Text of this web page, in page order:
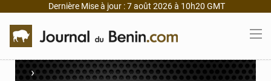
Dernière Mise à jour : 7 août 2026 à 10h20 GMT
›